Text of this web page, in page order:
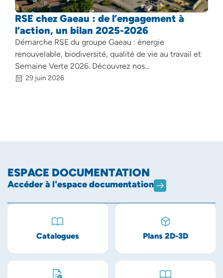
RSE chez Gaeau : de l’engagement à
l’action, un bilan 2025-2026
Démarche RSE du groupe Gaeau : énergie
renouvelable, biodiversité, qualité de vie au travail et
Semaine Verte 2026. Découvrez nos…
29 juin 2026
ESPACE DOCUMENTATION
Accéder à l'espace documentation
Catalogues Plans 2D-3D